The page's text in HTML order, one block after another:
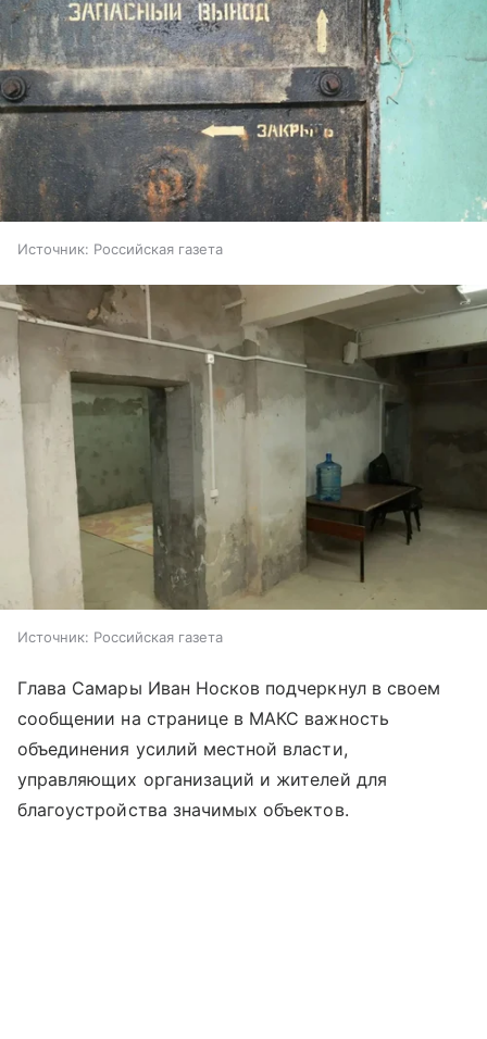
Источник: Российская газета
Источник: Российская газета
Глава Самары Иван Носков подчеркнул в своем
сообщении на странице в МАКС важность
объединения усилий местной власти,
управляющих организаций и жителей для
благоустройства значимых объектов.